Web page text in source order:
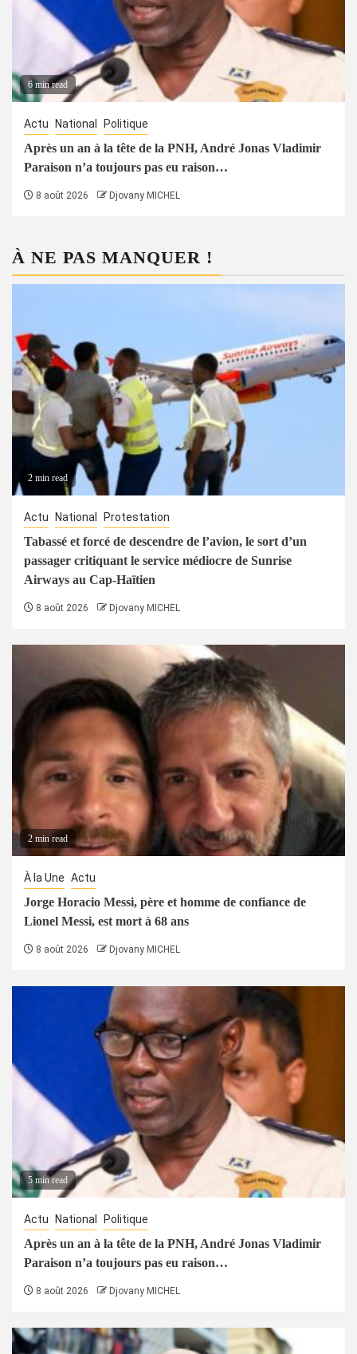
6 min read
Actu National Politique
Après un an à la tête de la PNH, André Jonas Vladimir
Paraison n’a toujours pas eu raison…
8 août 2026 Djovany MICHEL
À NE PAS MANQUER !
2 min read
Actu National Protestation
Tabassé et forcé de descendre de l’avion, le sort d’un
passager critiquant le service médiocre de Sunrise
Airways au Cap-Haïtien
8 août 2026 Djovany MICHEL
2 min read
À la Une Actu
Jorge Horacio Messi, père et homme de confiance de
Lionel Messi, est mort à 68 ans
8 août 2026 Djovany MICHEL
5 min read
Actu National Politique
Après un an à la tête de la PNH, André Jonas Vladimir
Paraison n’a toujours pas eu raison…
8 août 2026 Djovany MICHEL